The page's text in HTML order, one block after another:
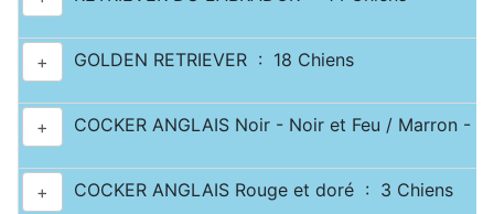
+ GOLDEN RETRIEVER : 18 Chiens
+ COCKER ANGLAIS Noir - Noir et Feu / Marron -
+ COCKER ANGLAIS Rouge et doré : 3 Chiens